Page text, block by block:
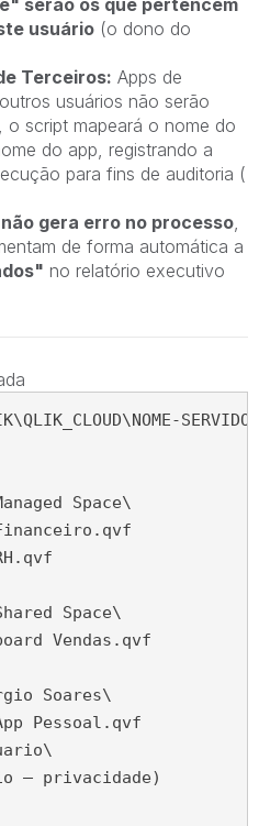
usuário (o dono do
Terceiros: Apps de
usuários não serão
o script mapeará o nome do
do app, registrando a
para fins de auditoria (
não gera erro no processo
de forma automática a
no relatório executivo
Space\
Space\
Vendas.qvf
Soares\
Pessoal.qvf
— privacidade)